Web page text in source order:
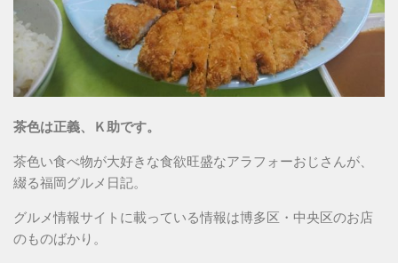
茶色は正義、Ｋ助です。
茶色い食べ物が大好きな食欲旺盛なアラフォーおじさんが、
綴る福岡グルメ日記。
グルメ情報サイトに載っている情報は博多区・中央区のお店
のものばかり。